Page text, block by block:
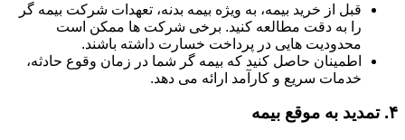
قبل از خرید بیمه، به ویژه بیمه بدنه، تعهدات شرکت بیمه گر
را به دقت مطالعه کنید. برخی شرکت ها ممکن است
محدودیت هایی در پرداخت خسارت داشته باشند.
اطمینان حاصل کنید که بیمه گر شما در زمان وقوع حادثه،
خدمات سریع و کارآمد ارائه می دهد.
۴. تمدید به موقع بیمه